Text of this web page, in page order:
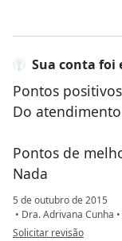
Sua conta foi
Pontos positivos
Do
Pontos de
Nada
5 de outubro de 2015
• Dra. Adrivana Cunha •
na opinião do utilizador
Solicitar revisão